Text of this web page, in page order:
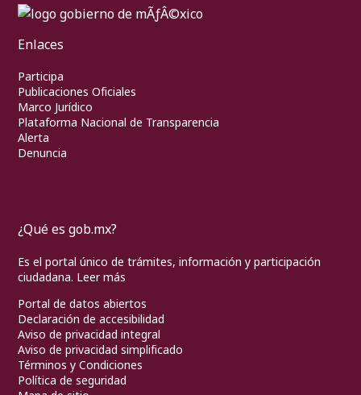
Enlaces
Participa
Publicaciones Oficiales
Marco Jurídico
Plataforma Nacional de Transparencia
Alerta
Denuncia
¿Qué es gob.mx?
Es el portal único de trámites, información y participación
ciudadana. Leer más
Portal de datos abiertos
Declaración de accesibilidad
Aviso de privacidad integral
Aviso de privacidad simplificado
Términos y Condiciones
Política de seguridad